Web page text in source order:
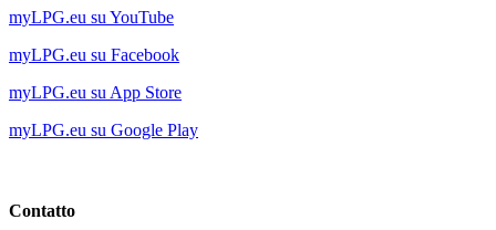
myLPG.eu su YouTube
myLPG.eu su Facebook
myLPG.eu su App Store
myLPG.eu su Google Play
Contatto